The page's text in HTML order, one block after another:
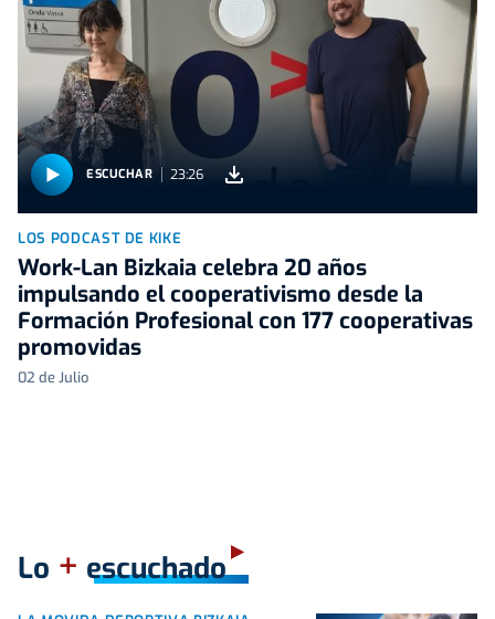
ESCUCHAR 23:26
LOS PODCAST DE KIKE
Work-Lan Bizkaia celebra 20 años
impulsando el cooperativismo desde la
Formación Profesional con 177 cooperativas
promovidas
02 de Julio
Lo + escuchado